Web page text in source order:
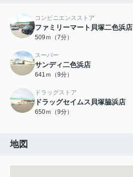
コンビニエンスストア
ファミリーマート貝塚二色浜店
509ｍ（7分）
スーパー
サンディ二色浜店
641ｍ（9分）
ドラッグストア
ドラッグセイムス貝塚脇浜店
650ｍ（9分）
地図